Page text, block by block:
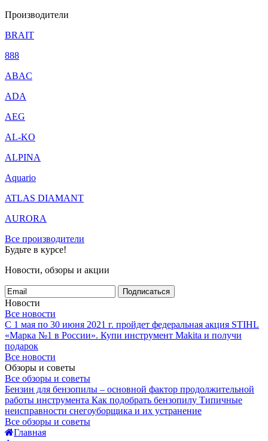
Производители
BRAIT
888
ABAC
ADA
AEG
AL-KO
ALPINA
Aquario
ATLAS DIAMANT
AURORA
Все производители
Будьте в курсе!
Новости, обзоры и акции
Подписаться
Новости
Все новости
С 1 мая по 30 июня 2021 г. пройдет федеральная акция STIHL
«Марка №1 в России». Купи инструмент Makita и получи
подарок
Все новости
Обзоры и советы
Все обзоры и советы
Бензин для бензопилы – основной фактор продолжительной
работы инструмента Как подобрать бензопилу Типичные
неисправности снегоуборщика и их устранение
Все обзоры и советы
Главная